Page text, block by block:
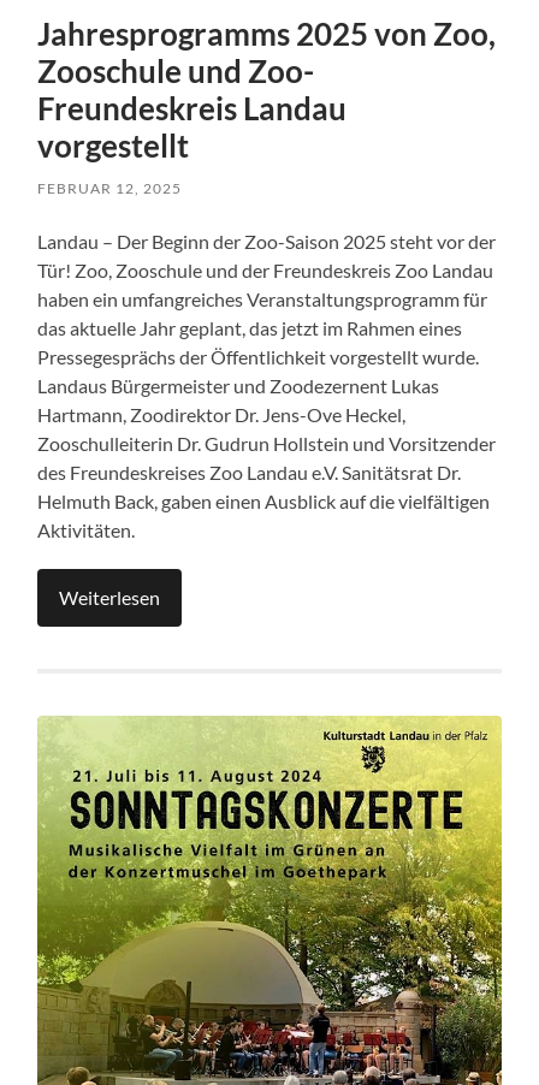
Jahresprogramms 2025 von Zoo,
Zooschule und Zoo-
Freundeskreis Landau
vorgestellt
FEBRUAR 12, 2025
Landau – Der Beginn der Zoo-Saison 2025 steht vor der
Tür! Zoo, Zooschule und der Freundeskreis Zoo Landau
haben ein umfangreiches Veranstaltungsprogramm für
das aktuelle Jahr geplant, das jetzt im Rahmen eines
Pressegesprächs der Öffentlichkeit vorgestellt wurde.
Landaus Bürgermeister und Zoodezernent Lukas
Hartmann, Zoodirektor Dr. Jens-Ove Heckel,
Zooschulleiterin Dr. Gudrun Hollstein und Vorsitzender
des Freundeskreises Zoo Landau e.V. Sanitätsrat Dr.
Helmuth Back, gaben einen Ausblick auf die vielfältigen
Aktivitäten.
Weiterlesen